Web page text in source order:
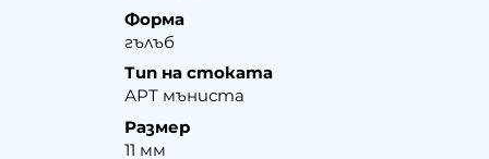
Форма
гълъб
Тип на стоката
АРТ мъниста
Размер
11 мм